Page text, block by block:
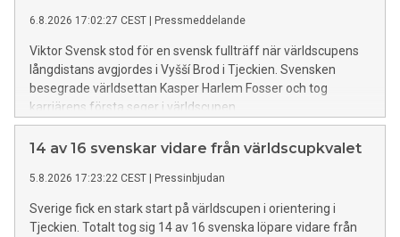
6.8.2026 17:02:27 CEST | Pressmeddelande
Viktor Svensk stod för en svensk fullträff när världscupens
långdistans avgjordes i Vyšší Brod i Tjeckien. Svensken
besegrade världsettan Kasper Harlem Fosser och tog
karriärens första seger i världscupen.
14 av 16 svenskar vidare från världscupkvalet
5.8.2026 17:23:22 CEST | Pressinbjudan
Sverige fick en stark start på världscupen i orientering i
Tjeckien. Totalt tog sig 14 av 16 svenska löpare vidare från